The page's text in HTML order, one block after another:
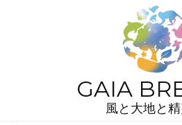
GAIA
風と大地と精